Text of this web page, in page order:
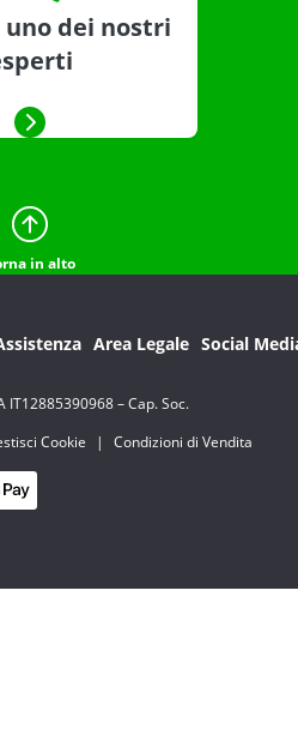
uno dei nostri
in alto
Area Legale Social
IT12885390968 – Cap. Soc.
Cookie |
Condizioni di Vendita